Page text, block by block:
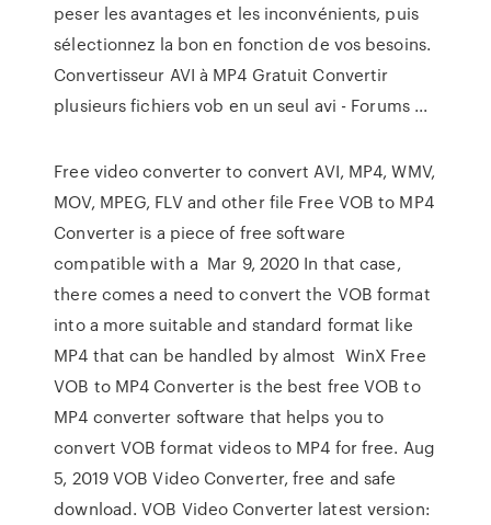
peser les avantages et les inconvénients, puis
sélectionnez la bon en fonction de vos besoins.
Convertisseur AVI à MP4 Gratuit Convertir
plusieurs fichiers vob en un seul avi - Forums ...
Free video converter to convert AVI, MP4, WMV,
MOV, MPEG, FLV and other file Free VOB to MP4
Converter is a piece of free software
compatible with a Mar 9, 2020 In that case,
there comes a need to convert the VOB format
into a more suitable and standard format like
MP4 that can be handled by almost WinX Free
VOB to MP4 Converter is the best free VOB to
MP4 converter software that helps you to
convert VOB format videos to MP4 for free. Aug
5, 2019 VOB Video Converter, free and safe
download. VOB Video Converter latest version: